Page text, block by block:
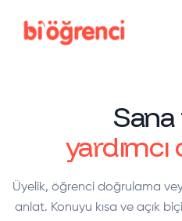
Sana
Üyelik, öğrenci doğrulama
anlat. Konuyu kısa ve açık